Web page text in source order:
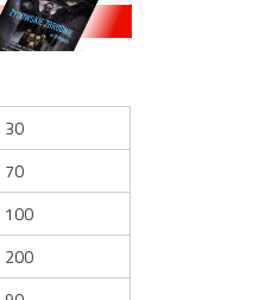
30
70
100
200